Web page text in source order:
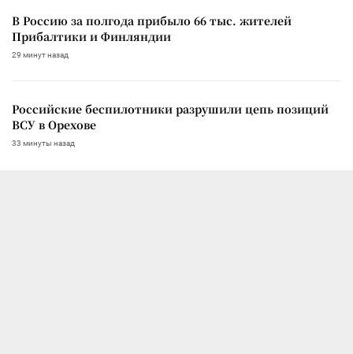
В Россию за полгода прибыло 66 тыс. жителей
Прибалтики и Финляндии
29 минут назад
Российские беспилотники разрушили цепь позиций
ВСУ в Орехове
33 минуты назад